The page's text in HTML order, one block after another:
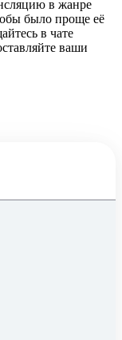
в жанре
было проще её
в чате
ваши